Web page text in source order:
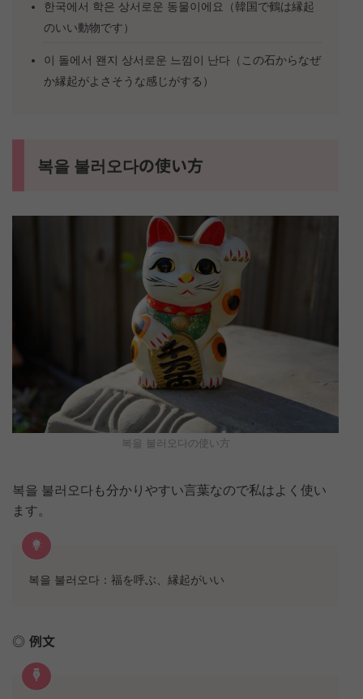
한국에서 학은 상서로운 동물이에요（韓国で鶴は縁起
のいい動物です）
이 돌에서 왠지 상서로운 느낌이 난다（この石からなぜ
か縁起がよさそうな感じがする）
복을 불러오다の使い方
복을 불러오다の使い方
복을 불러오다も分かりやすい言葉なので私はよく使い
ます。
복을 불러오다：福を呼ぶ、縁起がいい
例文